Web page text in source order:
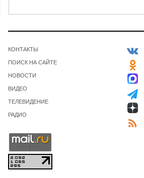
КОНТАКТЫ
ПОИСК НА САЙТЕ
НОВОСТИ
ВИДЕО
ТЕЛЕВИДЕНИЕ
РАДИО